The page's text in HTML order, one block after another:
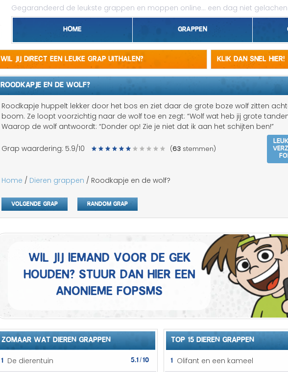
Gegarandeerd de leukste grappen en moppen online... een dag niet
Home Grappen
Belgen grappen
Domme grappen
Grove grappen
Slechte grappen
Turken grappen
Vrouwen grappen
Wil jij direct een leuke grap uithalen? Klik dan snel hier!
ROODKAPJE EN DE WOLF?
Roodkapje huppelt lekker door het bos en ziet daar de grote boze wolf zitten
boom. Ze loopt voorzichtig naar de wolf toe en zegt: “Wolf wat heb jij grote
Waarop de wolf antwoordt: “Donder op! Zie je niet dat ik aan het schijten ben!”
Grap waardering: 5.9/10 (63 stemmen)
Home / Dieren grappen / Roodkapje en de wolf?
Volgende grap Random grap
Wil jij iemand voor de gek
houden? Stuur dan hier een
anonieme fopSMS
ZOMAAR WAT DIEREN GRAPPEN
1 De dierentuin 5.1/10
TOP 15 DIEREN GRAPPEN
1 Olifant en een kameel